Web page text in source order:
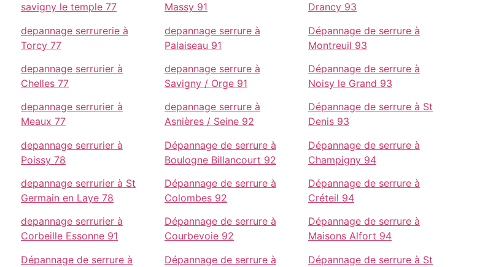
savigny le temple 77
depannage serrurerie à
Torcy 77
depannage serrurier à
Chelles 77
depannage serrurier à
Meaux 77
depannage serrurier à
Poissy 78
depannage serrurier à St
Germain en Laye 78
depannage serrurier à
Corbeille Essonne 91
Dépannage de serrure à
Massy 91
depannage serrure à
Palaiseau 91
depannage serrure à
Savigny / Orge 91
depannage serrure à
Asnières / Seine 92
Dépannage de serrure à
Boulogne Billancourt 92
Dépannage de serrure à
Colombes 92
Dépannage de serrure à
Courbevoie 92
Dépannage de serrure à
Drancy 93
Dépannage de serrure à
Montreuil 93
Dépannage de serrure à
Noisy le Grand 93
Dépannage de serrure à St
Denis 93
Dépannage de serrure à
Champigny 94
Dépannage de serrure à
Créteil 94
Dépannage de serrure à
Maisons Alfort 94
Dépannage de serrure à St